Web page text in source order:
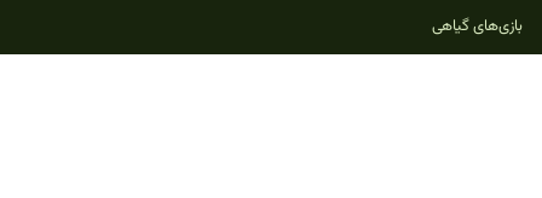
بازی‌های گیاهی
ثبت پرسش جدید